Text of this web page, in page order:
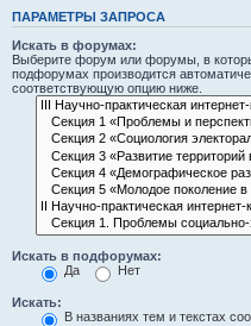
ПАРАМЕТРЫ ЗАПРОСА
Искать в форумах:
Выберите форум или форумы, в
подфорумах производится
соответствующую опцию ниже.
Искать в подфорумах:
Да
Нет
Искать:
В названиях тем и текстах